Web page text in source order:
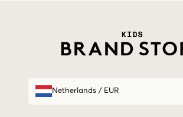
Netherlands/ EUR